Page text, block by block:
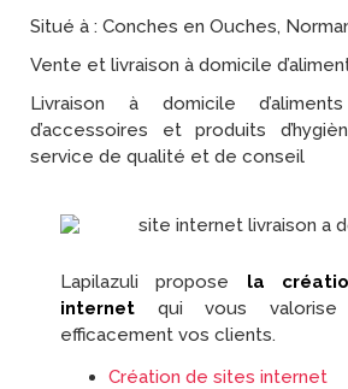
Situé à : Conches en Ouches,
Vente et livraison à domicile
Livraison à domicile
d’accessoires et produits
service de qualité et de conseil
Lapilazuli propose la
internet qui vous valorise
efficacement vos clients.
Création de sites internet